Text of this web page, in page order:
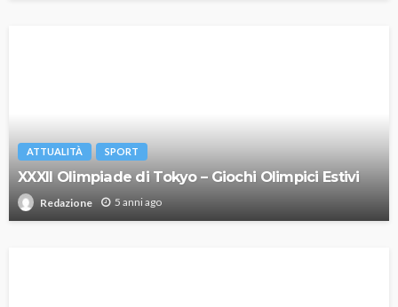
ATTUALITÀ SPORT
XXXII Olimpiade di Tokyo – Giochi Olimpici Estivi
Redazione 5 anni ago